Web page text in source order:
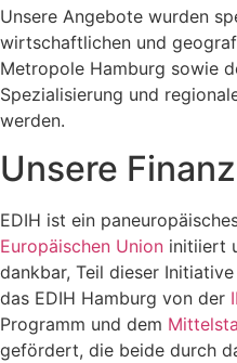
Unsere Angebote wurden
wirtschaftlichen und
Metropole Hamburg sowie
Spezialisierung und
werden.
Unsere
EDIH ist ein
Europäischen Union initiiert
dankbar, Teil dieser
das EDIH Hamburg von der
Programm und dem
gefördert, die beide durch